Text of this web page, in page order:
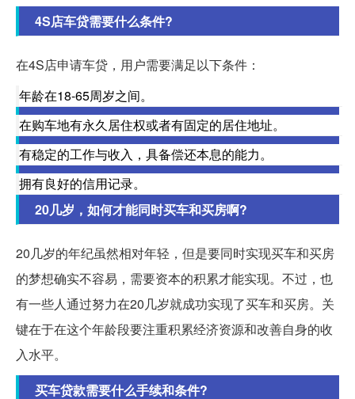
4S店车贷需要什么条件?
在4S店申请车贷，用户需要满足以下条件：
年龄在18-65周岁之间。
在购车地有永久居住权或者有固定的居住地址。
有稳定的工作与收入，具备偿还本息的能力。
拥有良好的信用记录。
20几岁，如何才能同时买车和买房啊?
20几岁的年纪虽然相对年轻，但是要同时实现买车和买房
的梦想确实不容易，需要资本的积累才能实现。不过，也
有一些人通过努力在20几岁就成功实现了买车和买房。关
键在于在这个年龄段要注重积累经济资源和改善自身的收
入水平。
买车贷款需要什么手续和条件?